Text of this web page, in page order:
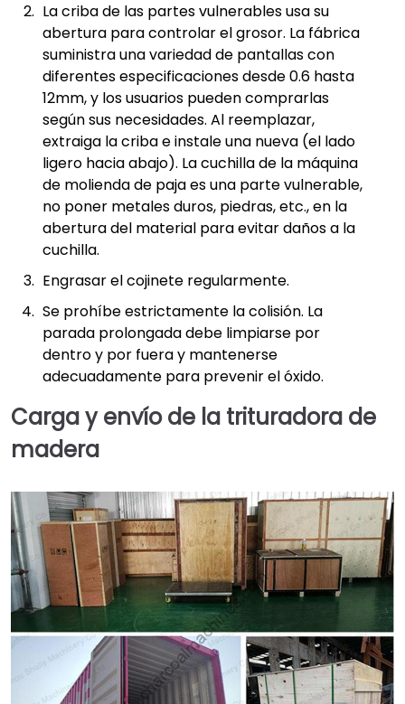
La criba de las partes vulnerables usa su
abertura para controlar el grosor. La fábrica
suministra una variedad de pantallas con
diferentes especificaciones desde 0.6 hasta
12mm, y los usuarios pueden comprarlas
según sus necesidades. Al reemplazar,
extraiga la criba e instale una nueva (el lado
ligero hacia abajo). La cuchilla de la máquina
de molienda de paja es una parte vulnerable,
no poner metales duros, piedras, etc., en la
abertura del material para evitar daños a la
cuchilla.
Engrasar el cojinete regularmente.
Se prohíbe estrictamente la colisión. La
parada prolongada debe limpiarse por
dentro y por fuera y mantenerse
adecuadamente para prevenir el óxido.
Carga y envío de la trituradora de
madera